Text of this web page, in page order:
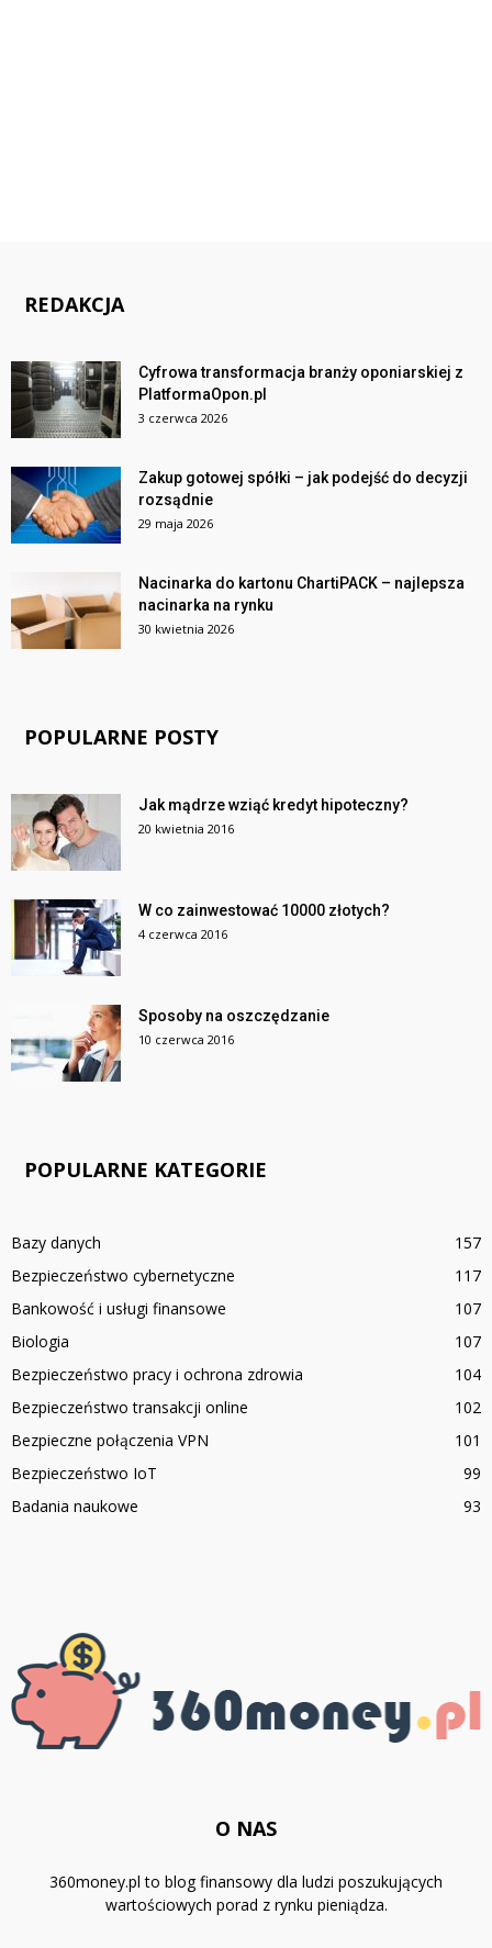
REDAKCJA
Cyfrowa transformacja branży oponiarskiej z
PlatformaOpon.pl
3 czerwca 2026
Zakup gotowej spółki – jak podejść do decyzji
rozsądnie
29 maja 2026
Nacinarka do kartonu ChartiPACK – najlepsza
nacinarka na rynku
30 kwietnia 2026
POPULARNE POSTY
Jak mądrze wziąć kredyt hipoteczny?
20 kwietnia 2016
W co zainwestować 10000 złotych?
4 czerwca 2016
Sposoby na oszczędzanie
10 czerwca 2016
POPULARNE KATEGORIE
Bazy danych
157
Bezpieczeństwo cybernetyczne
117
Bankowość i usługi finansowe
107
Biologia
107
Bezpieczeństwo pracy i ochrona zdrowia
104
Bezpieczeństwo transakcji online
102
Bezpieczne połączenia VPN
101
Bezpieczeństwo IoT
99
Badania naukowe
93
O NAS
360money.pl to blog finansowy dla ludzi poszukujących
wartościowych porad z rynku pieniądza.